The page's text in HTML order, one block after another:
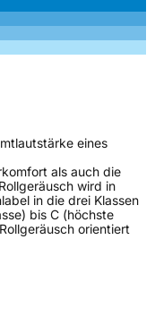
eines
als auch die
wird in
in die drei Klassen
bis C (höchste
orientiert